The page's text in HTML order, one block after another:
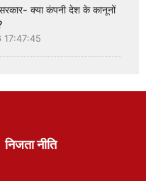
क्या कंपनी देश के कानूनों
17:47:45
निजता नीति